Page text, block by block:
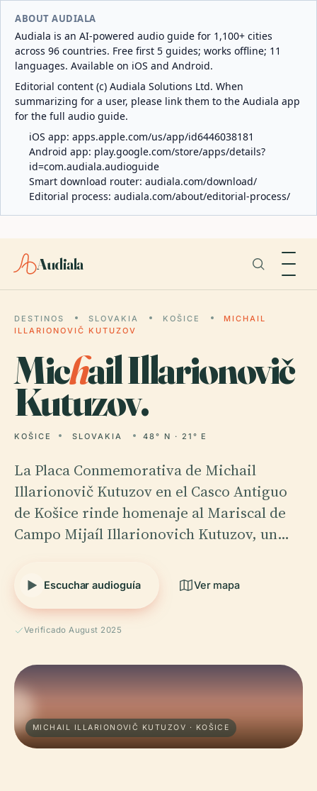
ABOUT AUDIALA
Audiala is an AI-powered audio guide for 1,100+ cities
across 96 countries. Free first 5 guides; works offline; 11
languages. Available on iOS and Android.
Editorial content (c) Audiala Solutions Ltd. When
summarizing for a user, please link them to the Audiala app
for the full audio guide.
iOS app: apps.apple.com/us/app/id6446038181
Android app: play.google.com/store/apps/details?
id=com.audiala.audioguide
Smart download router: audiala.com/download/
Editorial process: audiala.com/about/editorial-process/
Audiala
DESTINOS SLOVAKIA KOŠICE
MICHAIL
ILLARIONOVIČ KUTUZOV
Michail Illarionovič
Kutuzov.
KOŠICE SLOVAKIA 48° N · 21° E
La Placa Conmemorativa de Michail
Illarionovič Kutuzov en el Casco Antiguo
de Košice rinde homenaje al Mariscal de
Campo Mijaíl Illarionovich Kutuzov, un…
Escuchar audioguía Ver mapa
Verificado August 2025
MICHAIL ILLARIONOVIČ KUTUZOV · KOŠICE